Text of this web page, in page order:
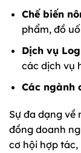
Chế biến
phẩm, đồ
Dịch vụ
các dịch vụ
Các ngành
Sự đa dạng
đồng doanh
cơ hội hợp